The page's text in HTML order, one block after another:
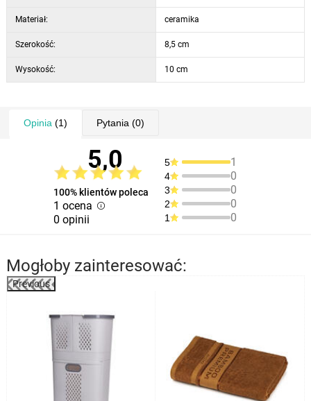
Materiał: ceramika
Szerokość: 8,5 cm
Wysokość: 10 cm
Opinia (1) Pytania (0)
5,0
100% klientów poleca
1 ocena
0 opinii
5 1
4 0
3 0
2 0
1 0
Mogłoby zainteresować:
Previous